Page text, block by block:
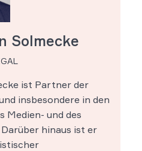
Solmecke
ist Partner der
insbesondere in den
Medien- und des
hinaus ist er